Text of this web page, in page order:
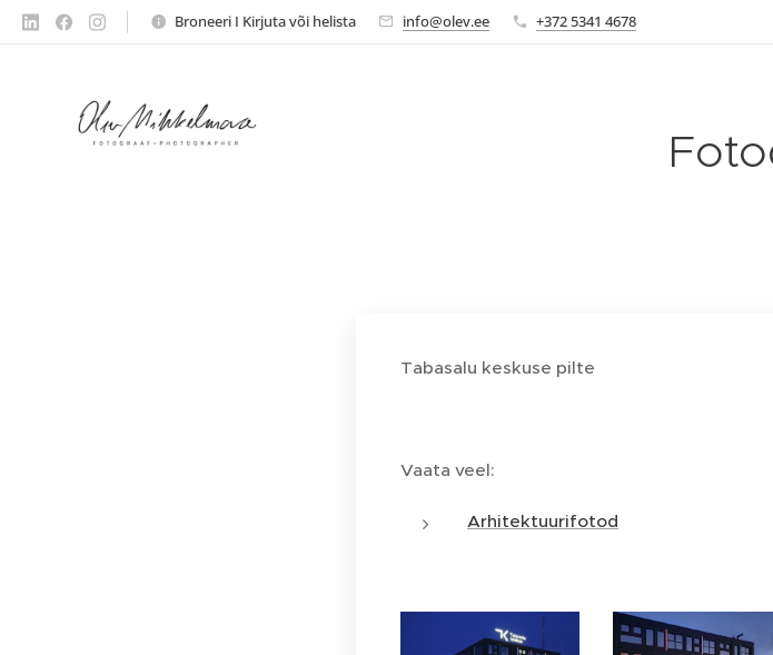
Broneeri I Kirjuta või helista info@olev.ee +372 5341 4678
Tabasalu keskuse pilte
Vaata veel:
Arhitektuurifotod